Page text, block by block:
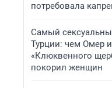
потребовала
Самый
Турции: чем Омер
«Клюквенного
покорил женщин